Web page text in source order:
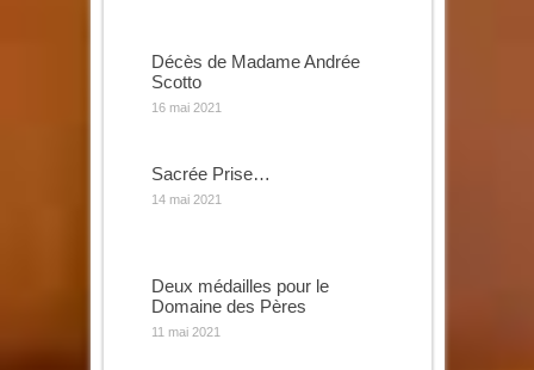
Décès de Madame Andrée
Scotto
16 mai 2021
Sacrée Prise…
14 mai 2021
Deux médailles pour le
Domaine des Pères
11 mai 2021